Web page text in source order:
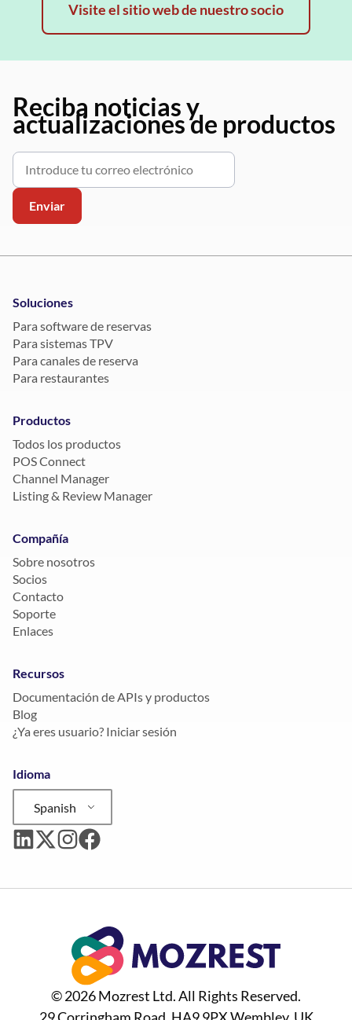
Visite el sitio web de nuestro socio
Reciba noticias y
actualizaciones de productos
Soluciones
Para software de reservas
Para sistemas TPV
Para canales de reserva
Para restaurantes
Productos
Todos los productos
POS Connect
Channel Manager
Listing & Review Manager
Compañía
Sobre nosotros
Socios
Contacto
Soporte
Enlaces
Recursos
Documentación de APIs y productos
Blog
¿Ya eres usuario? Iniciar sesión
Idioma
Spanish
© 2026 Mozrest Ltd. All Rights Reserved.